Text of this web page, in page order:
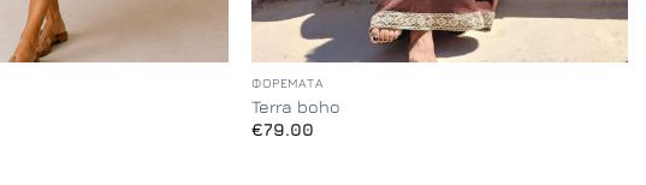
ΦΟΡΈΜΑΤΑ
Terra boho
€79.00